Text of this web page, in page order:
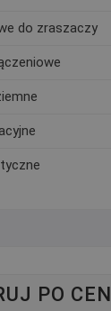
do zraszaczy
PO